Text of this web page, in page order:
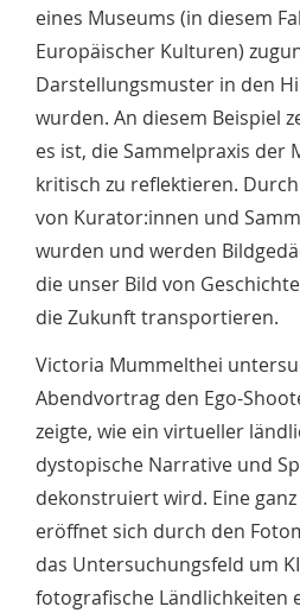
eines Museums (in diesem
Europäischer Kulturen)
Darstellungsmuster in den
wurden. An diesem Beispiel
es ist, die Sammelpraxis der
kritisch zu reflektieren.
von Kurator:innen und
wurden und werden
die unser Bild von
die Zukunft transportieren.
Victoria Mummelthei
Abendvortrag den Ego-
zeigte, wie ein virtueller
dystopische Narrative und
dekonstruiert wird. Eine
eröffnet sich durch den
das Untersuchungsfeld um
fotografische Ländlichkeiten